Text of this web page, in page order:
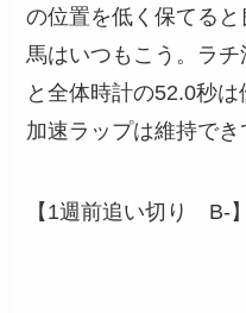
の位置を低く保てる
馬はいつもこう。ラ
と全体時計の52.0秒
加速ラップは維持でき
【1週前追い切り B-】